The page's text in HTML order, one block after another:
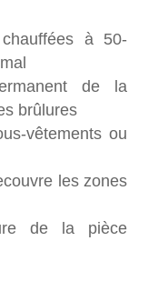
à 50-
de la
brûlures
vêtements ou
les zones
de la pièce